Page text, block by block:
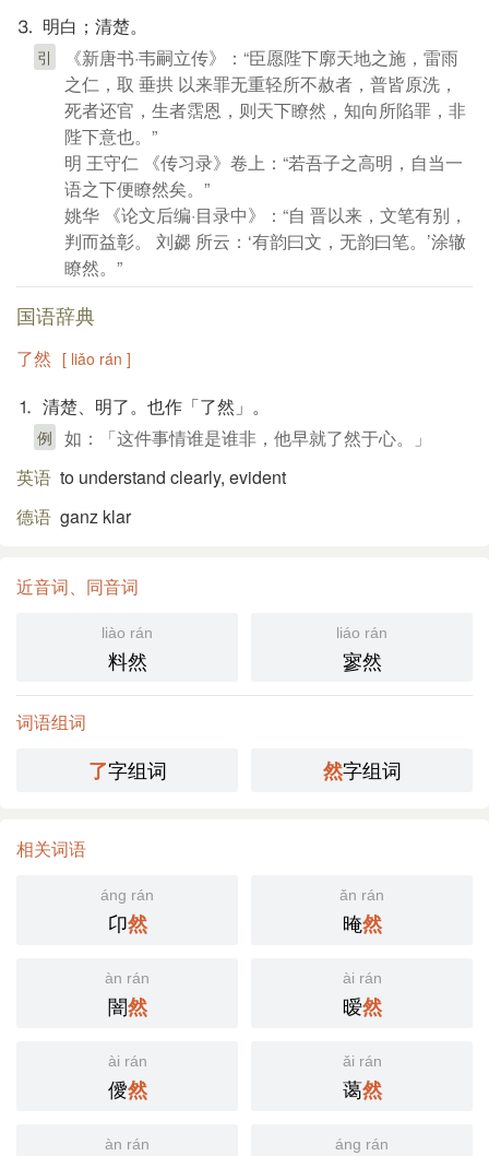
⒊ 明白；清楚。
引
《新唐书·韦嗣立传》：“臣愿陛下廓天地之施，雷雨
之仁，取 垂拱 以来罪无重轻所不赦者，普皆原洗，
死者还官，生者霑恩，则天下瞭然，知向所陷罪，非
陛下意也。”
明 王守仁 《传习录》卷上：“若吾子之高明，自当一
语之下便瞭然矣。”
姚华 《论文后编·目录中》：“自 晋以来，文笔有别，
判而益彰。 刘勰 所云：‘有韵曰文，无韵曰笔。’涂辙
瞭然。”
国语辞典
了然 [ liǎo rán ]
⒈ 清楚、明了。也作「了然」。
例 如：「这件事情谁是谁非，他早就了然于心。」
英语 to understand clearly, evident
德语 ganz klar
近音词、同音词
liào rán
料然
liáo rán
寥然
词语组词
了字组词 然字组词
相关词语
áng rán
卬然
ǎn rán
晻然
àn rán
闇然
ài rán
暧然
ài rán
僾然
ǎi rán
蔼然
àn rán áng rán